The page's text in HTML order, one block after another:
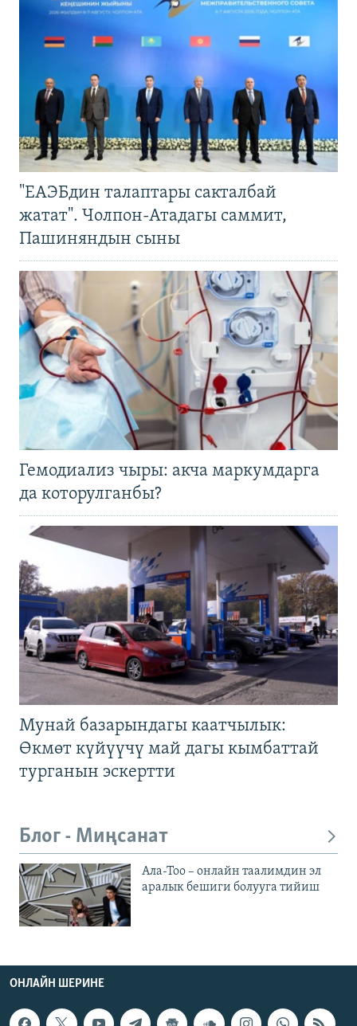
"ЕАЭБдин талаптары сакталбай
жатат". Чолпон-Атадагы саммит,
Пашиняндын сыны
Гемодиализ чыры: акча маркумдарга
да которулганбы?
Мунай базарындагы каатчылык:
Өкмөт күйүүчү май дагы кымбаттай
турганын эскертти
Блог - Миңсанат
Ала-Тоо – онлайн таалимдин эл
аралык бешиги болууга тийиш
ОНЛАЙН ШЕРИНЕ